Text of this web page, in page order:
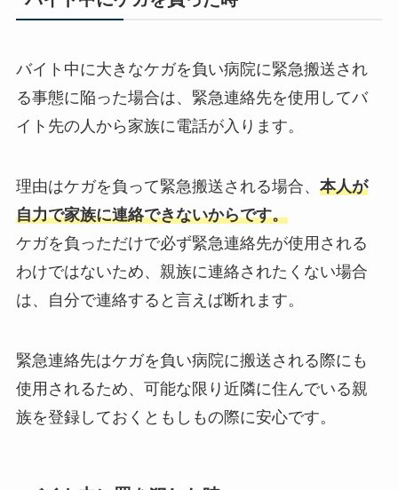
バイト中に大きなケガを負い病院に緊急搬送され
る事態に陥った場合は、緊急連絡先を使用してバ
イト先の人から家族に電話が入ります。
理由はケガを負って緊急搬送される場合、 本人が
自力で家族に連絡できないからです。
ケガを負っただけで必ず緊急連絡先が使用される
わけではないため、親族に連絡されたくない場合
は、自分で連絡すると言えば断れます。
緊急連絡先はケガを負い病院に搬送される際にも
使用されるため、可能な限り近隣に住んでいる親
族を登録しておくともしもの際に安心です。